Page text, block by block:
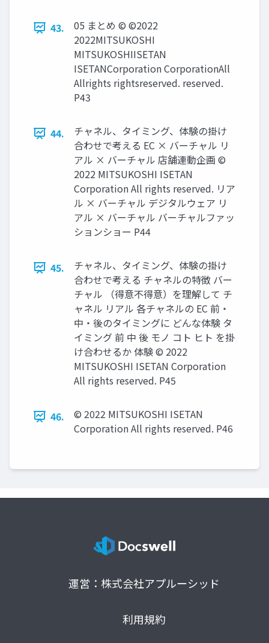
43.
05 まとめ © ©2022
2022MITSUKOSHI
MITSUKOSHIISETAN
ISETANCorporation CorporationAll
Allrights rightsreserved. reserved.
P43
44.
チャネル、タイミング、体験の掛け
合わせで考える EC × バーチャル リ
アル × バーチャル 店舗連動企画 ©
2022 MITSUKOSHI ISETAN
Corporation All rights reserved. リア
ル × バーチャル デジタルウェア リ
アル × バーチャル バーチャルファッ
ションショー P44
45.
チャネル、タイミング、体験の掛け
合わせで考える チャネルの特徴 バー
チャル （得意不得意）を理解して チ
ャネル リアル 各チャネルの EC 前・
中・後のタイミングに どんな体験 タ
イミング 前 中 後 モノ コト ヒト を掛
け合わせるか 体験 © 2022
MITSUKOSHI ISETAN Corporation
All rights reserved. P45
46.
© 2022 MITSUKOSHI ISETAN
Corporation All rights reserved. P46
運営：株式会社アプルーシッド
利用規約